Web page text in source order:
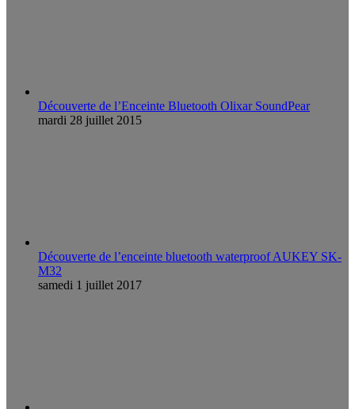
Découverte de l’Enceinte Bluetooth Olixar SoundPear
mardi 28 juillet 2015
Découverte de l’enceinte bluetooth waterproof AUKEY SK-
M32
samedi 1 juillet 2017